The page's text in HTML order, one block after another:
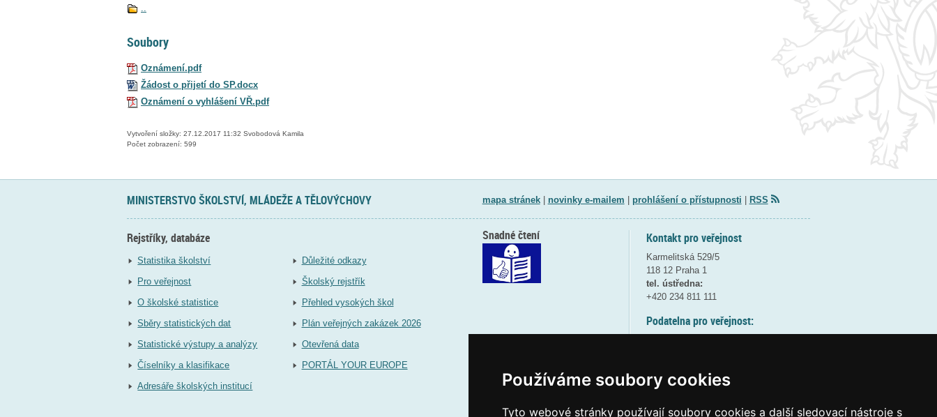
Používáme soubory cookies
Tyto webové stránky používají soubory cookies a další sledovací nástroje s
..
Soubory
Oznámení.pdf
Žádost o přijetí do SP.docx
Oznámení o vyhlášení VŘ.pdf
Vytvoření složky: 27.12.2017 11:32 Svobodová Kamila
Počet zobrazení: 599
MINISTERSTVO ŠKOLSTVÍ, MLÁDEŽE A TĚLOVÝCHOVY mapa stránek| novinky e-mailem prohlášení o přístupnosti RSS
Rejstříky, databáze
Statistika školství
Pro veřejnost
O školské statistice
Sběry statistických dat
Statistické výstupy a analýzy
Číselníky a klasifikace
Adresáře školských institucí
Důležité odkazy
Školský rejstřík
Přehled vysokých škol
Plán veřejných zakázek 2026
Otevřená data
PORTÁL YOUR EUROPE
Kontakt pro veřejnost
Karmelitská 529/5
118 12 Praha 1
tel. ústředna:
+420 234 811 111
Podatelna pro veřejnost:
(více informací
Snadné čtení